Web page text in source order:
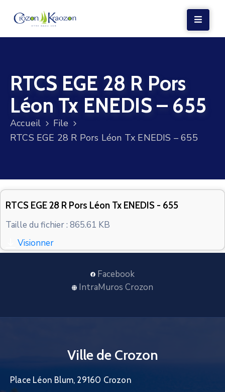
VIE
LOCALE
VIE
SOCIALE
DÉMARCHES
CONTACT
RTCS EGE 28 R Pors
Léon Tx ENEDIS – 655
Accueil
File
RTCS EGE 28 R Pors Léon Tx ENEDIS – 655
RTCS EGE 28 R Pors Léon Tx ENEDIS - 655
Taille du fichier : 865.61 KB
Visionner
Facebook
IntraMuros Crozon
Ville de Crozon
Place Léon Blum, 29160 Crozon